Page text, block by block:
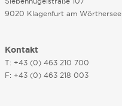
9020 Klagenfurt am Wörthersee
Kontakt
T: +43 (0) 463 210 700
F: +43 (0) 463 218 003